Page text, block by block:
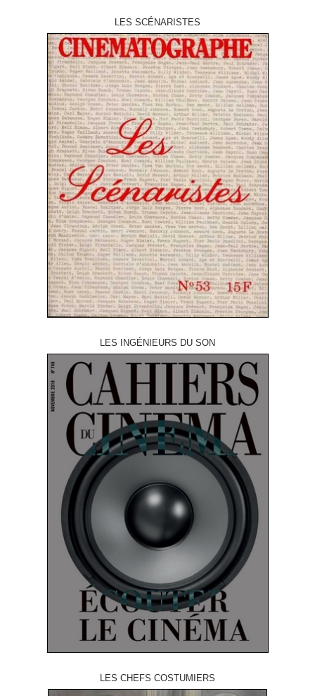
LES SCÉNARISTES
LES INGÉNIEURS DU SON
LES CHEFS COSTUMIERS